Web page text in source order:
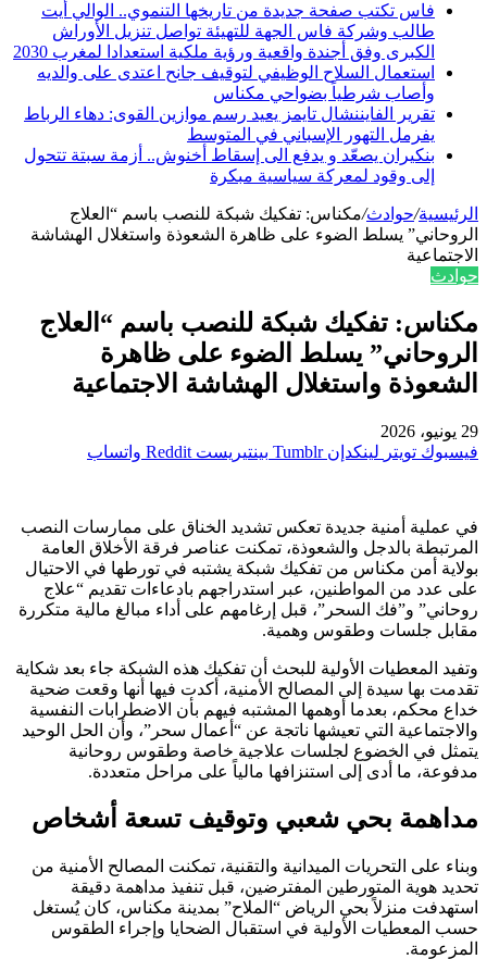
فاس تكتب صفحة جديدة من تاريخها التنموي.. الوالي أيت
طالب وشركة فاس الجهة للتهيئة تواصل تنزيل الأوراش
الكبرى وفق أجندة واقعية ورؤية ملكية استعدادا لمغرب 2030
استعمال السلاح الوظيفي لتوقيف جانح اعتدى على والديه
وأصاب شرطياً بضواحي مكناس
تقرير الفايننشال تايمز يعيد رسم موازين القوى: دهاء الرباط
يفرمل التهور الإسباني في المتوسط
بنكيران يصعّد و يدفع الى إسقاط أخنوش.. أزمة سبتة تتحول
إلى وقود لمعركة سياسية مبكرة
الرئيسية/حوادث/مكناس: تفكيك شبكة للنصب باسم “العلاج
الروحاني” يسلط الضوء على ظاهرة الشعوذة واستغلال الهشاشة
الاجتماعية
حوادث
مكناس: تفكيك شبكة للنصب باسم “العلاج
الروحاني” يسلط الضوء على ظاهرة
الشعوذة واستغلال الهشاشة الاجتماعية
29 يونيو، 2026
فيسبوك تويتر لينكدإن بينتيريست واتساب
في عملية أمنية جديدة تعكس تشديد الخناق على ممارسات النصب
المرتبطة بالدجل والشعوذة، تمكنت عناصر فرقة الأخلاق العامة
بولاية أمن مكناس من تفكيك شبكة يشتبه في تورطها في الاحتيال
على عدد من المواطنين، عبر استدراجهم بادعاءات تقديم “علاج
روحاني” و”فك السحر”، قبل إرغامهم على أداء مبالغ مالية متكررة
مقابل جلسات وطقوس وهمية.
وتفيد المعطيات الأولية للبحث أن تفكيك هذه الشبكة جاء بعد شكاية
تقدمت بها سيدة إلى المصالح الأمنية، أكدت فيها أنها وقعت ضحية
خداع محكم، بعدما أوهمها المشتبه فيهم بأن الاضطرابات النفسية
والاجتماعية التي تعيشها ناتجة عن “أعمال سحر”، وأن الحل الوحيد
يتمثل في الخضوع لجلسات علاجية خاصة وطقوس روحانية
مدفوعة، ما أدى إلى استنزافها مالياً على مراحل متعددة.
مداهمة بحي شعبي وتوقيف تسعة أشخاص
وبناء على التحريات الميدانية والتقنية، تمكنت المصالح الأمنية من
تحديد هوية المتورطين المفترضين، قبل تنفيذ مداهمة دقيقة
استهدفت منزلاً بحي الرياض “الملاح” بمدينة مكناس، كان يُستغل
حسب المعطيات الأولية في استقبال الضحايا وإجراء الطقوس
المزعومة.